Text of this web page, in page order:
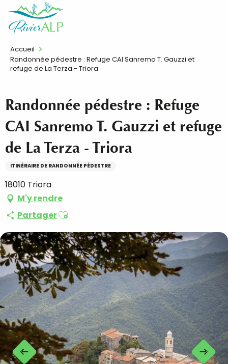
contenu
FR
Accueil
Randonnée pédestre : Refuge CAI Sanremo T. Gauzzi et
refuge de La Terza - Triora
Randonnée pédestre : Refuge
CAI Sanremo T. Gauzzi et refuge
de La Terza - Triora
ITINÉRAIRE DE RANDONNÉE PÉDESTRE
18010 Triora
M'y rendre
PartagerAjouter aux favoris